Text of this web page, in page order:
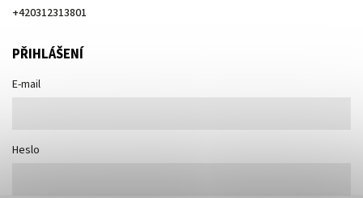
+420312313801
PŘIHLÁŠENÍ
E-mail
Heslo